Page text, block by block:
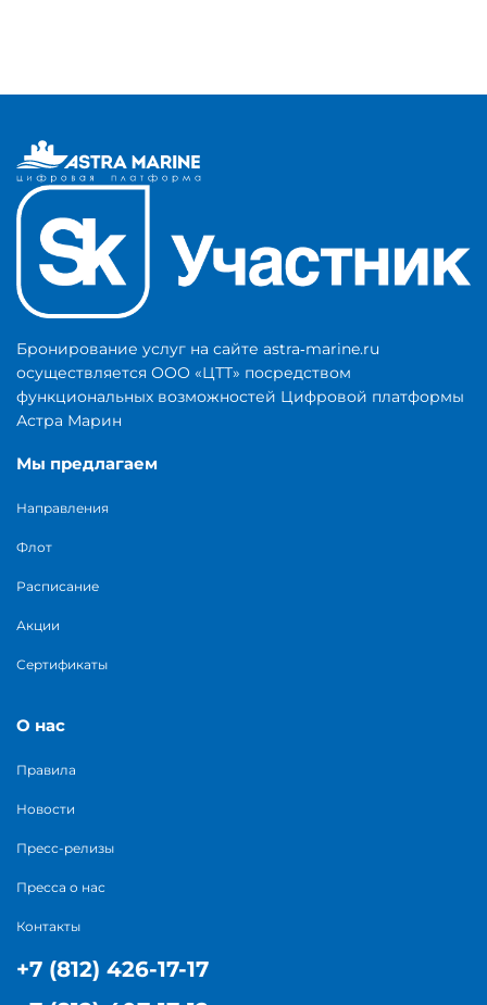
Бронирование услуг на сайте astra‑marine.ru
осуществляется ООО «ЦТТ» посредством
функциональных возможностей Цифровой платформы
Астра Марин
Мы предлагаем
Направления
Флот
Расписание
Акции
Сертификаты
О нас
Правила
Новости
Пресс-релизы
Пресса о нас
Контакты
+7 (812) 426-17-17